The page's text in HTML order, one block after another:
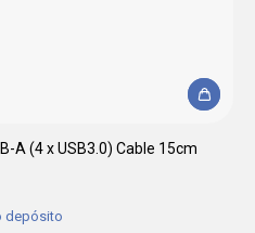
A (4 x USB3.0) Cable 15cm
depósito